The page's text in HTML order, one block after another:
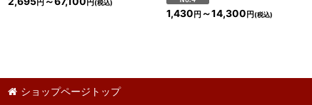
円 円(税込)
1,430 円 ～14,300 円(税込)
ショップページトップ